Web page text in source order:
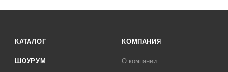
КАТАЛОГ
ШОУРУМ
КОМПАНИЯ
О компании